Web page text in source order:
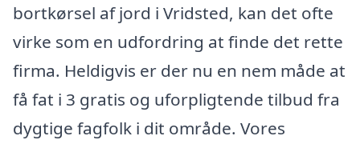
bortkørsel af jord i Vridsted, kan det ofte
virke som en udfordring at finde det rette
firma. Heldigvis er der nu en nem måde at
få fat i 3 gratis og uforpligtende tilbud fra
dygtige fagfolk i dit område. Vores